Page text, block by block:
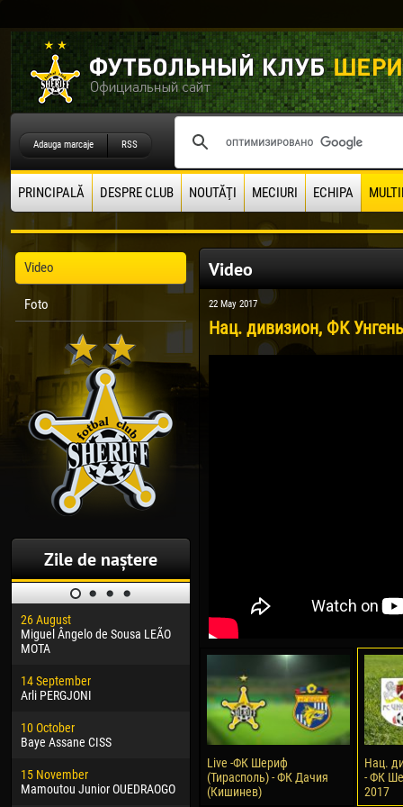
Adauga marcaje RSS
PRINCIPALĂ DESPRE CLUB NOUTĂŢI MECIURI ECHIPA
Video
Foto
Zile de naștere
26 August
Miguel Ângelo de Sousa LEÃO
MOTA
14 September
Arli PERGJONI
10 October
Baye Assane CISS
15 November
Mamoutou Junior OUEDRAOGO
30 January
Dhoraso Moreo KLAS
Vladislav COSTIN
02 March
Veaceslav COZMA
09 March
Emmanuel AFETSE
04
13
24
15
Video
22 May 2017
Нац. дивизион, ФК
Live -ФК Шериф
(Тирасполь) - ФК Дачия
(Кишинев)
Нац.
- ФК
2017